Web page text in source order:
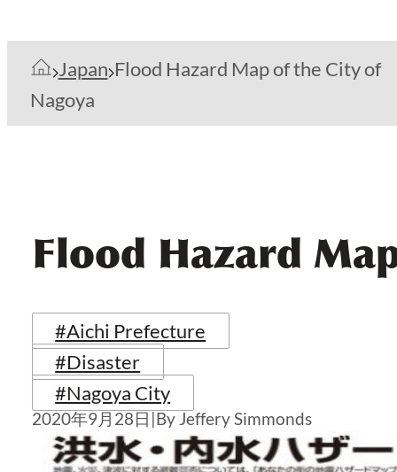
Japan Flood Hazard Map of the City of
Nagoya
Flood Hazard
#Aichi Prefecture
#Disaster
#Nagoya City
2020年9月28日 |By Jeffery Simmonds